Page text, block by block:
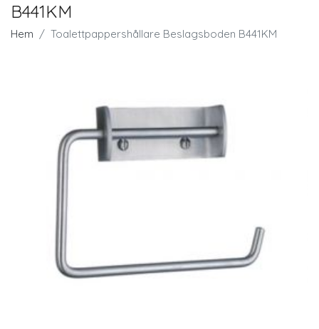
B441KM
Hem Toalettpappershållare Beslagsboden B441KM